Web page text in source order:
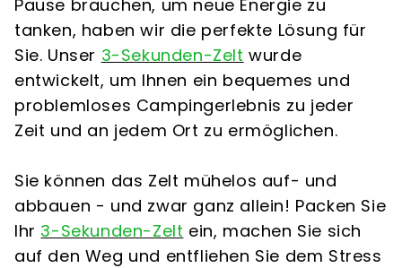
Pause brauchen, um neue Energie zu
tanken, haben wir die perfekte Lösung für
Sie. Unser 3-Sekunden-Zelt wurde
entwickelt, um Ihnen ein bequemes und
problemloses Campingerlebnis zu jeder
Zeit und an jedem Ort zu ermöglichen.
Sie können das Zelt mühelos auf- und
abbauen - und zwar ganz allein! Packen Sie
Ihr 3-Sekunden-Zelt ein, machen Sie sich
auf den Weg und entfliehen Sie dem Stress